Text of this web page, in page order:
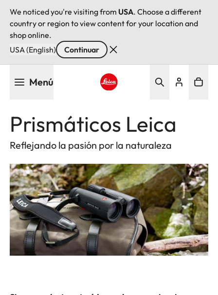
We noticed you're visiting from USA. Choose a different
country or region to view content for your location and
shop online.
USA (English)
Continuar
Menú
Prismáticos Leica
Reflejando la pasión por la naturaleza